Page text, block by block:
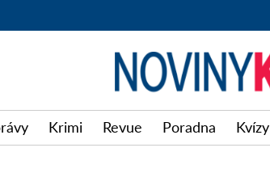
Krimi Revue Poradna Kvízy